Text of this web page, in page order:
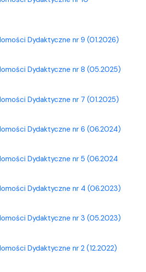
Dydaktyczne nr 9 (01.2026)
Dydaktyczne nr 8 (05.2025)
Dydaktyczne nr 7 (01.2025)
Dydaktyczne nr 6 (06.2024)
Dydaktyczne nr 5 (06.2024
Dydaktyczne nr 4 (06.2023)
Dydaktyczne nr 3 (05.2023)
Dydaktyczne nr 2 (12.2022)